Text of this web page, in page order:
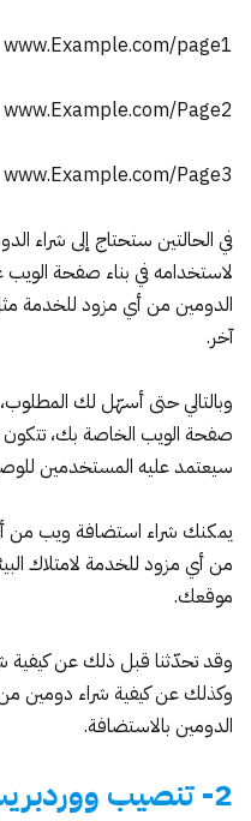
www.Example.com/page1
www.Example.com/Page2
www.Example.com/Page3
في الحالتين ستحتاج إلى شراء
لاستخدامه في بناء صفحة
الدومين من أي مزود للخدمة
آخر.
وبالتالي حتى أسهّل لك
صفحة الويب الخاصة بك،
سيعتمد عليه المستخدمين
يمكنك شراء استضافة ويب من
من أي مزود للخدمة لامتلاك
موقعك.
وقد تحدّثنا قبل ذلك عن
وكذلك عنكيفية شراء دومين
الدومين بالاستضافة.
2- تنصيب ووردبريس